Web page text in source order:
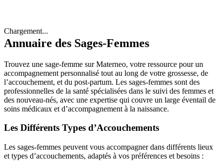
Chargement...
Annuaire des Sages-Femmes
Trouvez une sage-femme sur Materneo, votre ressource pour un
accompagnement personnalisé tout au long de votre grossesse, de
l’accouchement, et du post-partum. Les sages-femmes sont des
professionnelles de la santé spécialisées dans le suivi des femmes et
des nouveau-nés, avec une expertise qui couvre un large éventail de
soins médicaux et d’accompagnement à la naissance.
Les Différents Types d’Accouchements
Les sages-femmes peuvent vous accompagner dans différents lieux
et types d’accouchements, adaptés à vos préférences et besoins :